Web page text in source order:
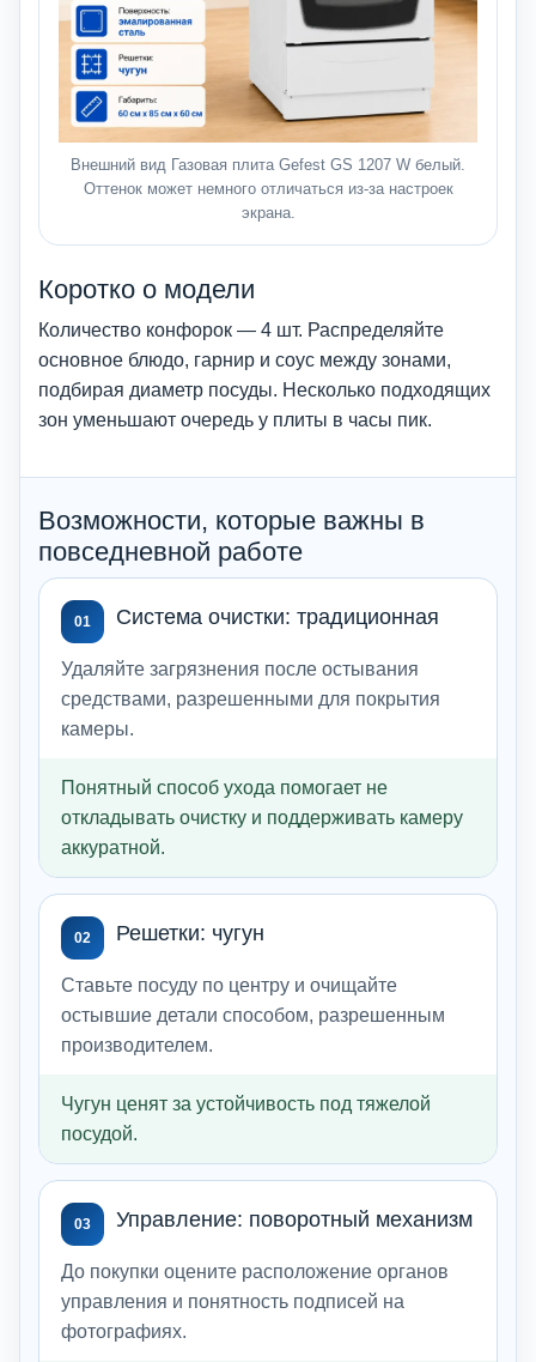
Внешний вид Газовая плита Gefest GS 1207 W белый.
Оттенок может немного отличаться из-за настроек
экрана.
Коротко о модели
Количество конфорок — 4 шт. Распределяйте
основное блюдо, гарнир и соус между зонами,
подбирая диаметр посуды. Несколько подходящих
зон уменьшают очередь у плиты в часы пик.
Возможности, которые важны в
повседневной работе
01 Система очистки: традиционная
Удаляйте загрязнения после остывания
средствами, разрешенными для покрытия
камеры.
Понятный способ ухода помогает не
откладывать очистку и поддерживать камеру
аккуратной.
02 Решетки: чугун
Ставьте посуду по центру и очищайте
остывшие детали способом, разрешенным
производителем.
Чугун ценят за устойчивость под тяжелой
посудой.
03 Управление: поворотный механизм
До покупки оцените расположение органов
управления и понятность подписей на
фотографиях.